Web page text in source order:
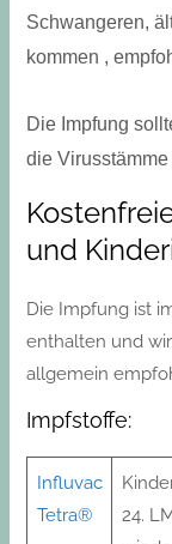
Schwangeren,
kommen ,
Die Impfung
die
und
Die Impfung ist
enthalten und
allgemein
Impfstoffe:
Influvac
Tetra®
24.